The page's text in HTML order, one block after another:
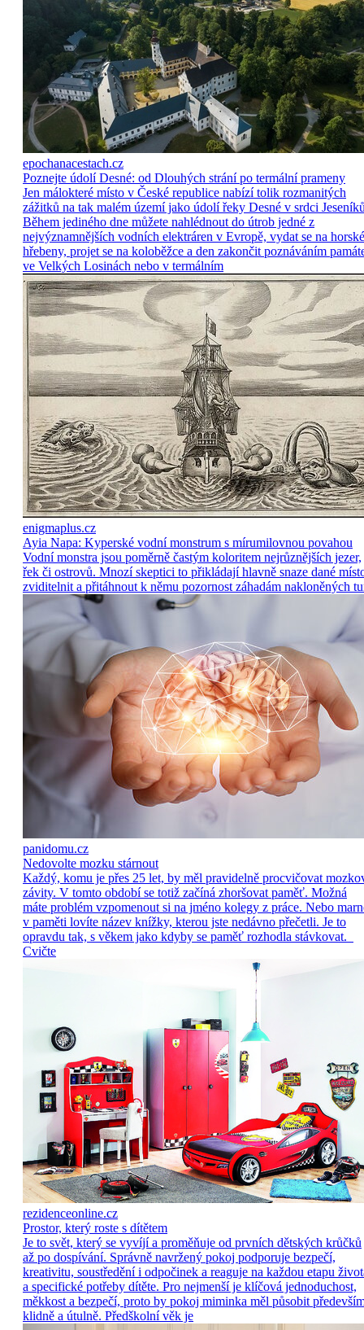
epochanacestach.cz
Poznejte údolí Desné: od Dlouhých strání po termální prameny
Jen málokteré místo v České republice nabízí tolik rozmanitých
zážitků na tak malém území jako údolí řeky Desné v srdci
Během jediného dne můžete nahlédnout do útrob jedné z
nejvýznamnějších vodních elektráren v Evropě, vydat se na horské
hřebeny, projet se na koloběžce a den zakončit poznáváním
ve Velkých Losinách nebo v termálním
enigmaplus.cz
Ayia Napa: Kyperské vodní monstrum s mírumilovnou povahou
Vodní monstra jsou poměrně častým koloritem nejrůznějších jezer,
řek či ostrovů. Mnozí skeptici to přikládají hlavně snaze dané
zviditelnit a přitáhnout k němu pozornost záhadám nakloněných
panidomu.cz
Nedovolte mozku stárnout
Každý, komu je přes 25 let, by měl pravidelně procvičovat
závity. V tomto období se totiž začíná zhoršovat paměť. Možná
máte problém vzpomenout si na jméno kolegy z práce. Nebo
v paměti lovíte název knížky, kterou jste nedávno přečetli. Je to
opravdu tak, s věkem jako kdyby se paměť rozhodla stávkovat.
Cvičte
rezidenceonline.cz
Prostor, který roste s dítětem
Je to svět, který se vyvíjí a proměňuje od prvních dětských krůčků
až po dospívání. Správně navržený pokoj podporuje bezpečí,
kreativitu, soustředění i odpočinek a reaguje na každou etapu
a specifické potřeby dítěte. Pro nejmenší je klíčová jednoduchost,
měkkost a bezpečí, proto by pokoj miminka měl působit
klidně a útulně. Předškolní věk je